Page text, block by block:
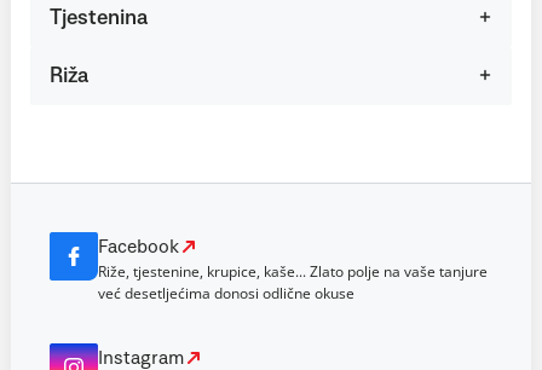
Tjestenina
Riža
Facebook
Riže, tjestenine, krupice, kaše... Zlato polje na vaše tanjure
već desetljećima donosi odlične okuse
Instagram